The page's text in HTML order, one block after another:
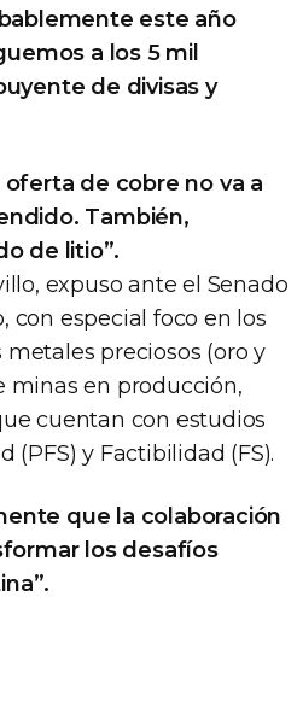
este año
a los 5 mil
de divisas y
de cobre no va a
También,
de litio”.
expuso ante el Senado
especial foco en los
preciosos (oro y
minas en producción,
cuentan con estudios
y Factibilidad (FS).
que la colaboración
los desafíos